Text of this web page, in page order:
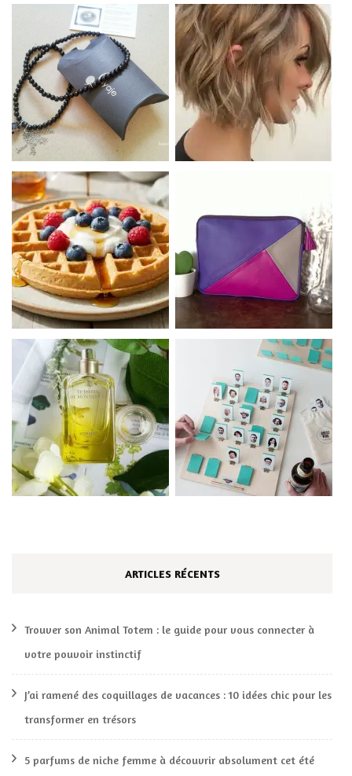
ARTICLES RÉCENTS
Trouver son Animal Totem : le guide pour vous connecter à
votre pouvoir instinctif
J’ai ramené des coquillages de vacances : 10 idées chic pour les
transformer en trésors
5 parfums de niche femme à découvrir absolument cet été